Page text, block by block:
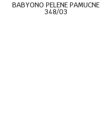
BABYONO PELENE PAMUCNE
348/03